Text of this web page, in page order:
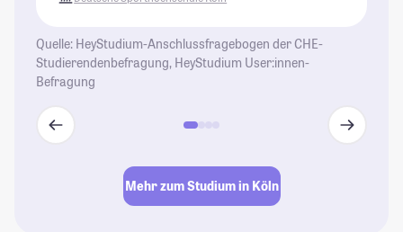
Quelle: HeyStudium-Anschlussfragebogen der CHE-
Studierendenbefragung, HeyStudium User:innen-
Befragung
Mehr zum Studium in Köln